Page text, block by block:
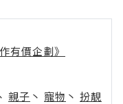
有價企劃》
親子 丶 寵物 丶 扮靚